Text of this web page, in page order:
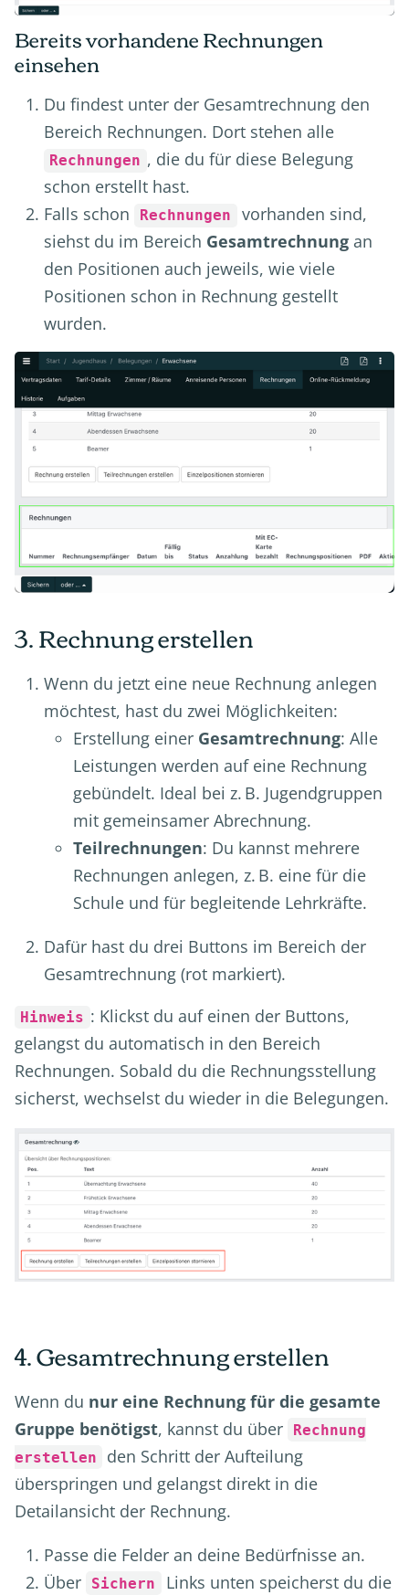
Bereits vorhandene Rechnungen
einsehen
Du findest unter der Gesamtrechnung den
Bereich Rechnungen. Dort stehen alle
Rechnungen , die du für diese Belegung
schon erstellt hast.
Falls schon
Rechnungen
vorhanden sind,
siehst du im Bereich Gesamtrechnung an
den Positionen auch jeweils, wie viele
Positionen schon in Rechnung gestellt
wurden.
3. Rechnung erstellen
Wenn du jetzt eine neue Rechnung anlegen
möchtest, hast du zwei Möglichkeiten:
Erstellung einer Gesamtrechnung: Alle
Leistungen werden auf eine Rechnung
gebündelt. Ideal bei z. B. Jugendgruppen
mit gemeinsamer Abrechnung.
Teilrechnungen: Du kannst mehrere
Rechnungen anlegen, z. B. eine für die
Schule und für begleitende Lehrkräfte.
Dafür hast du drei Buttons im Bereich der
Gesamtrechnung (rot markiert).
Hinweis : Klickst du auf einen der Buttons,
gelangst du automatisch in den Bereich
Rechnungen. Sobald du die Rechnungsstellung
sicherst, wechselst du wieder in die Belegungen.
4. Gesamtrechnung erstellen
Wenn du nur eine Rechnung für die gesamte
Gruppe benötigst, kannst du über
Rechnung
erstellen
den Schritt der Aufteilung
überspringen und gelangst direkt in die
Detailansicht der Rechnung.
Passe die Felder an deine Bedürfnisse an.
Über
Sichern
Links unten speicherst du die